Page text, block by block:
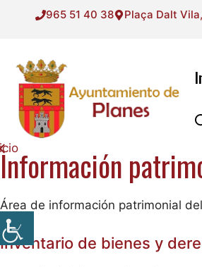
965 51 40 38 Plaça Dalt
Información
Área de información patrimonial
Inventario de bienes y